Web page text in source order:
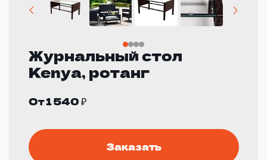
Журнальный стол
Kenya, ротанг
От 1 540 ₽
Заказать